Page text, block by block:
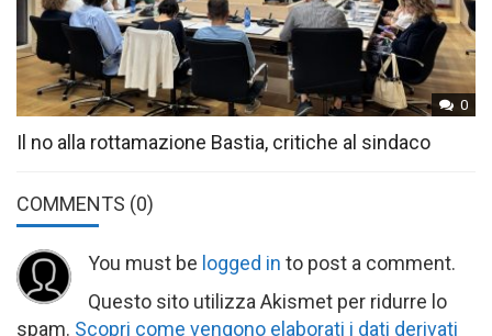
0
Il no alla rottamazione Bastia, critiche al sindaco
COMMENTS (0)
You must be logged in to post a comment.
Questo sito utilizza Akismet per ridurre lo
spam. Scopri come vengono elaborati i dati derivati